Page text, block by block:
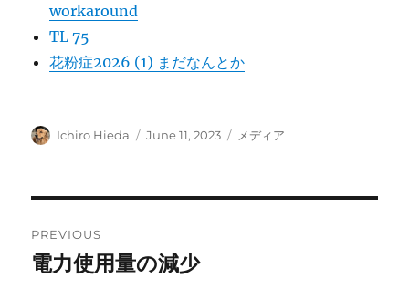
workaround
TL 75
花粉症2026 (1) まだなんとか
Author
Ichiro Hieda
Posted
June 11, 2023 Categories
メディア
navigation
PREVIOUS
Previous
電力使用量の減少